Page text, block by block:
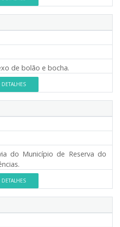
de bolão e bocha.
DETALHES
do Município de Reserva do
DETALHES